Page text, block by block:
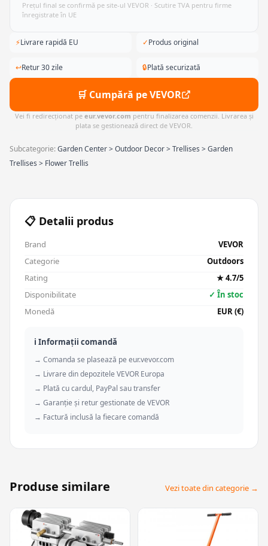
Prețul final se confirmă pe site-ul VEVOR · Scutire TVA pentru firme
înregistrate în UE
⚡Livrare rapidă EU ✓Produs original
↩Retur 30 zile 🔒Plată securizată
🛒 Cumpără pe VEVOR
Vei fi redirecționat pe eur.vevor.com pentru finalizarea comenzii. Livrarea și
plata se gestionează direct de VEVOR.
Subcategorie:Garden Center > Outdoor Decor > Trellises > Garden
Trellises > Flower Trellis
📋 Detalii produs
Brand
VEVOR
Categorie
Outdoors
Rating
★ 4.7/5
Disponibilitate
✓ În stoc
Monedă
EUR (€)
ℹ️ Informații comandă
→ Comanda se plasează pe eur.vevor.com
→ Livrare din depozitele VEVOR Europa
→ Plată cu cardul, PayPal sau transfer
→ Garanție și retur gestionate de VEVOR
→ Factură inclusă la fiecare comandă
Produse similare Vezi toate din categorie →